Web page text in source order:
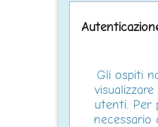
Gli ospiti
utenti. Per
necessario